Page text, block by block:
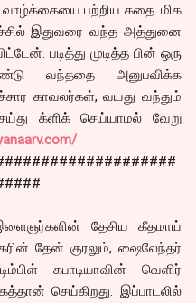
பற்றிய கதை. மிக
இதுவரை வந்த அத்துனை
படித்து முடித்த பின் ஒரு
வந்ததை அனுபவிக்க
காவலர்கள், வயது வந்தும்
க்ளிக் செய்யாமல் வேறு
தேசிய கீதமாய்
தேன் குரலும், ஷைலேந்தர்
கபாடியாவின் வெளிர்
செய்கிறது. இப்பாடலில்